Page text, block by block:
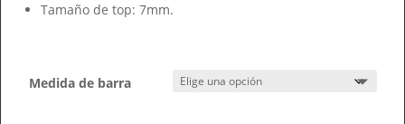
Tamaño de top: 7mm.
Medida de barra